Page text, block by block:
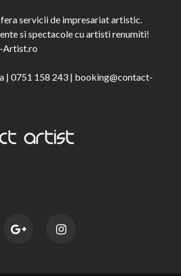
servicii de impresariat artistic.
si spectacole cu artisti renumiti!
Artist.ro
| 0751 158 243 | booking@contact-